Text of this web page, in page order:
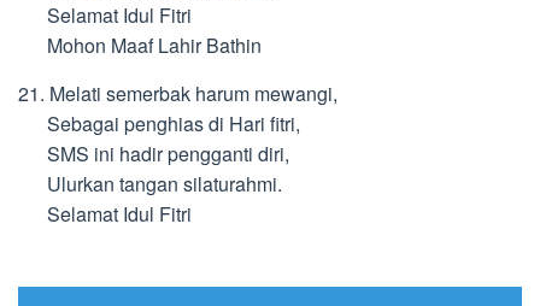
Selamat Idul Fitri
Mohon Maaf Lahir Bathin
21. Melati semerbak harum mewangi,
Sebagai penghias di Hari fitri,
SMS ini hadir pengganti diri,
Ulurkan tangan silaturahmi.
Selamat Idul Fitri